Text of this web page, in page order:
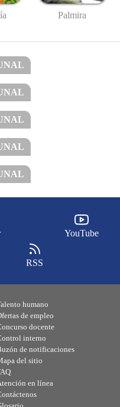
Palmira
YouTube
RSS
humano
de empleo
docente
interno
de notificaciones
del sitio
en línea